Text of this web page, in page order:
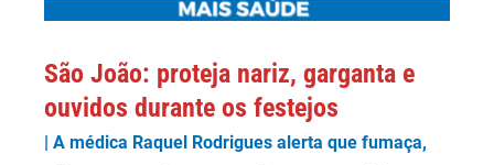
São João: proteja nariz, garganta e
ouvidos durante os festejos
| A médica Raquel Rodrigues alerta que fumaça,